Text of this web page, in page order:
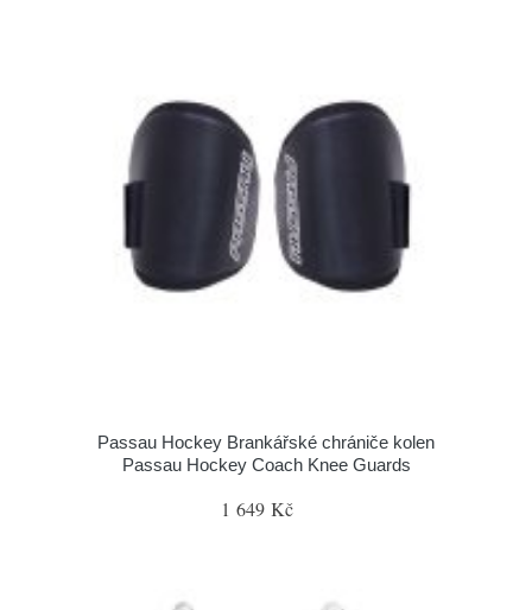
Passau Hockey Brankářské chrániče kolen
Passau Hockey Coach Knee Guards
1 649 Kč